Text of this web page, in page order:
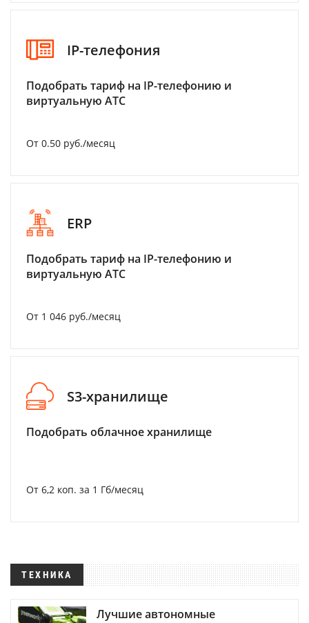
IP-телефония
Подобрать тариф на IP-телефонию и
виртуальную АТС
От 0.50 руб./месяц
ERP
Подобрать тариф на IP-телефонию и
виртуальную АТС
От 1 046 руб./месяц
S3-хранилище
Подобрать облачное хранилище
От 6,2 коп. за 1 Гб/месяц
ТЕХНИКА
Лучшие автономные